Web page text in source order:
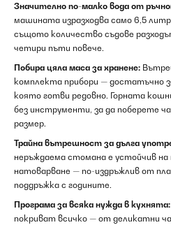
Значително по-малко вода от
машината изразходва само 6,5
същото количество съдове
четири пъти повече.
Побира цяла маса за хранене:
комплекта прибори — достатъчно
която готви редовно. Горната
без инструменти, за да поберете
размер.
Трайна вътрешност за дълга
неръждаема стомана е устойчив на
натоварване — по-издръжлив от
поддръжка с годините.
Програма за всяка нужда в кухнята:
покриват всичко — от деликатни